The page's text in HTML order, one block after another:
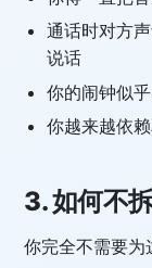
通话时对方
说话
你的闹钟似
你越来越依
3. 如何不
你完全不需要为